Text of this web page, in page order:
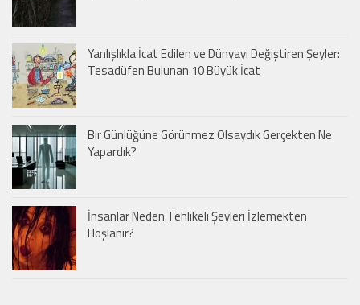
Yanlışlıkla İcat Edilen ve Dünyayı Değiştiren Şeyler:
Tesadüfen Bulunan 10 Büyük İcat
Bir Günlüğüne Görünmez Olsaydık Gerçekten Ne
Yapardık?
İnsanlar Neden Tehlikeli Şeyleri İzlemekten
Hoşlanır?